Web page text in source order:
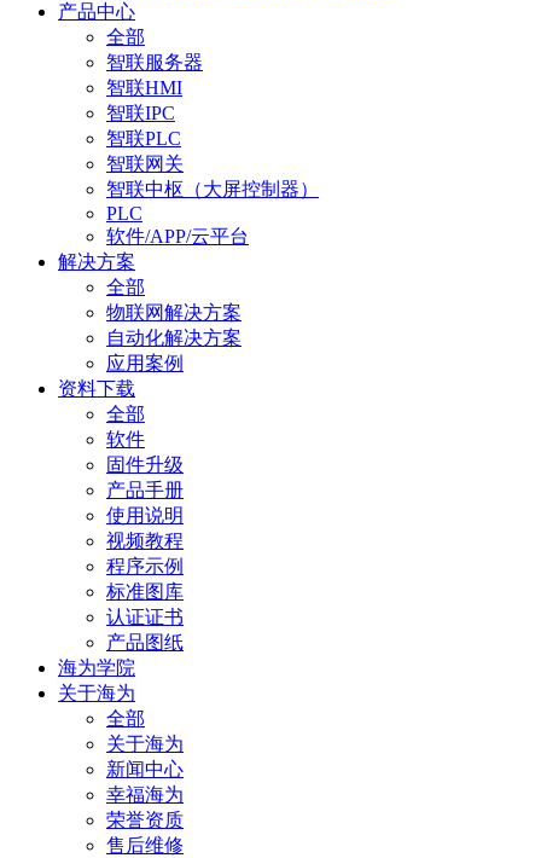
产品中心
全部
智联服务器
智联HMI
智联IPC
智联PLC
智联网关
智联中枢（大屏控制器）
PLC
软件/APP/云平台
解决方案
全部
物联网解决方案
自动化解决方案
应用案例
资料下载
全部
软件
固件升级
产品手册
使用说明
视频教程
程序示例
标准图库
认证证书
产品图纸
海为学院
关于海为
全部
关于海为
新闻中心
幸福海为
荣誉资质
售后维修